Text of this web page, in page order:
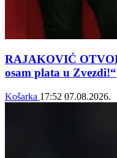
RAJAKOVIĆ
osam plata u Zvezdi!“
Košarka 17:52 07.08.2026.